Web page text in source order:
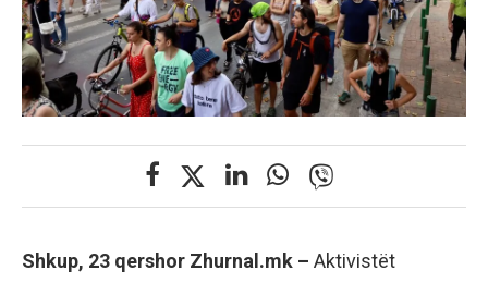
Shkup, 23 qershor Zhurnal.mk – Aktivistët